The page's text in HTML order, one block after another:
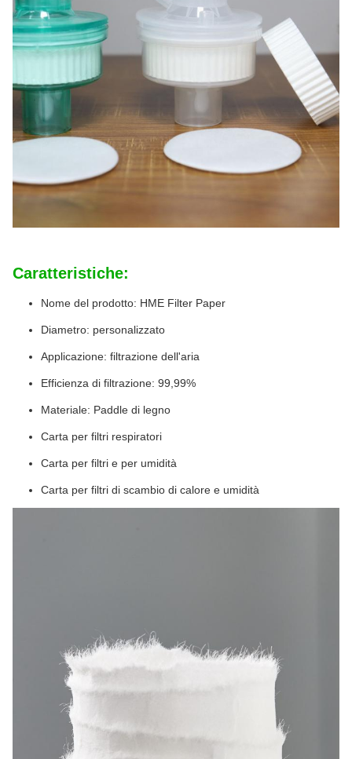
Caratteristiche:
Nome del prodotto: HME Filter Paper
Diametro: personalizzato
Applicazione: filtrazione dell'aria
Efficienza di filtrazione: 99,99%
Materiale: Paddle di legno
Carta per filtri respiratori
Carta per filtri e per umidità
Carta per filtri di scambio di calore e umidità